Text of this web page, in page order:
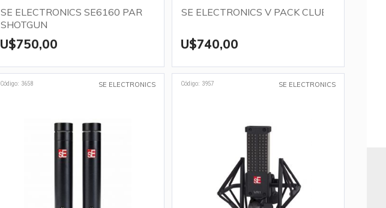
SE ELECTRONICS SE6160 PAR
SHOTGUN
U$750,00
SE ELECTRONICS V PACK CLUB
U$740,00
Código: 3658 SE ELECTRONICS Código: 3957 SE ELECTRONICS